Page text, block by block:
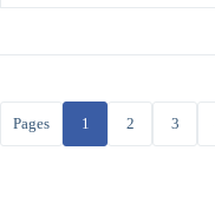
Pages 1 2 3